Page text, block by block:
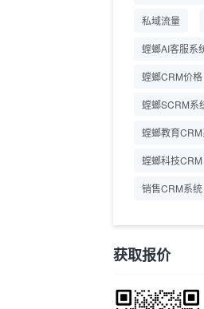
私域流量
螳螂AI客服系
螳螂CRM价格
螳螂SCRM系
螳螂教育
螳螂科技CRM
销售CRM系统
获取报价